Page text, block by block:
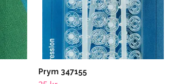
Prym 347155